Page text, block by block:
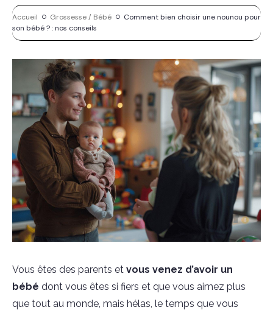
Accueil Grossesse / Bébé
Comment bien choisir une nounou pour
son bébé ? : nos conseils
Vous êtes des parents et vous venez d’avoir un
bébé dont vous êtes si fiers et que vous aimez plus
que tout au monde, mais hélas, le temps que vous